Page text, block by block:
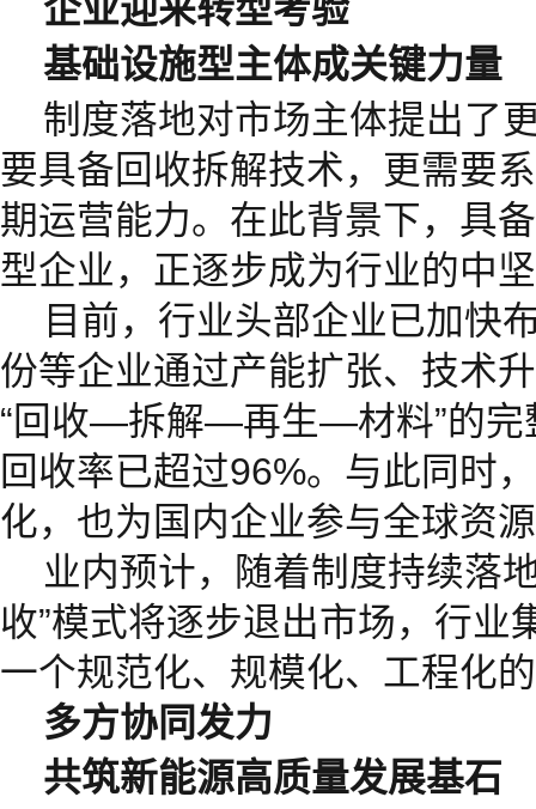
企业迎来转型考验
基础设施型主体成关键力量
制度落地对市场主体提出了
要具备回收拆解技术，更需要
期运营能力。在此背景下，具
型企业，正逐步成为行业的中
目前，行业头部企业已加快
份等企业通过产能扩张、技术
“回收—拆解—再生—材料”的完
回收率已超过96%。与此同时
化，也为国内企业参与全球资
业内预计，随着制度持续落
收”模式将逐步退出市场，行业
一个规范化、规模化、工程化
多方协同发力
共筑新能源高质量发展基石